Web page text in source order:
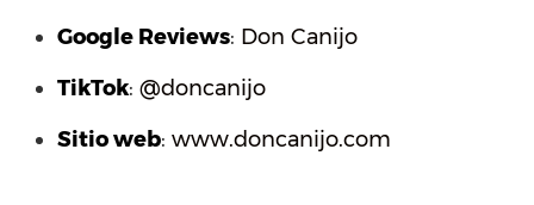
Google Reviews: Don Canijo
TikTok: @doncanijo
Sitio web: www.doncanijo.com